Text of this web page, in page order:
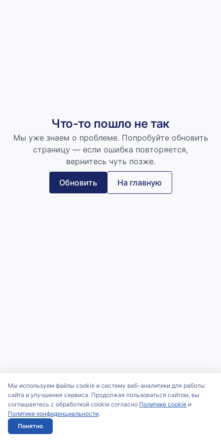
Что-то пошло не так
Мы уже знаем о проблеме. Попробуйте обновить
страницу — если ошибка повторяется,
вернитесь чуть позже.
Обновить На главную
Мы используем файлы cookie и систему веб-аналитики для работы
сайта и улучшения сервиса. Продолжая пользоваться сайтом, вы
соглашаетесь с обработкой cookie согласно Политике cookie и
Политике конфиденциальности.
Понятно